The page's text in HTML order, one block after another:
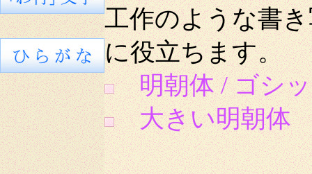
工作のような書
に役立ちます。
明朝体 / ゴシ
大きい明朝体